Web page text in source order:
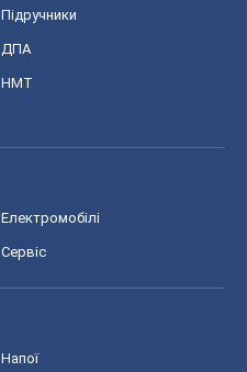
Підручники
ДПА
НМТ
Електромобілі
Сервіс
Напої